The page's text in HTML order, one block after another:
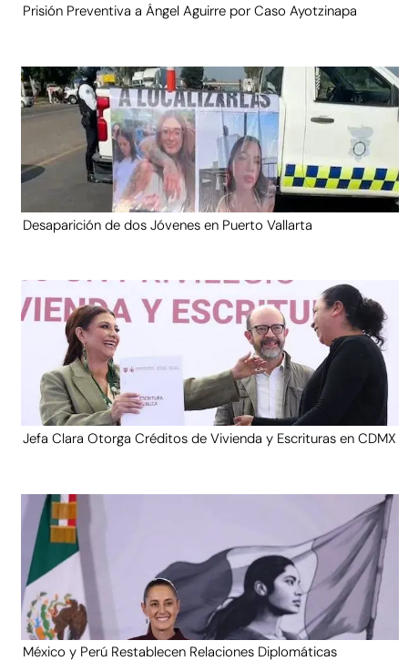
Prisión Preventiva a Ángel Aguirre por Caso Ayotzinapa
Desaparición de dos Jóvenes en Puerto Vallarta
Jefa Clara Otorga Créditos de Vivienda y Escrituras en CDMX
México y Perú Restablecen Relaciones Diplomáticas